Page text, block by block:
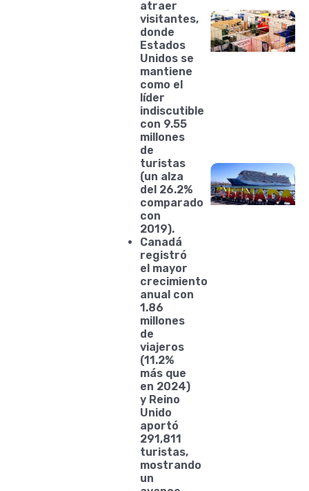
atraer
visitantes,
donde
Estados
Unidos se
mantiene
como el
líder
indiscutible
con 9.55
millones
de
turistas
(un alza
del 26.2%
comparado
con
2019).
Canadá
registró
el mayor
crecimiento
anual con
1.86
millones
de
viajeros
(11.2%
más que
en 2024)
y Reino
Unido
aportó
291,811
turistas,
mostrando
un